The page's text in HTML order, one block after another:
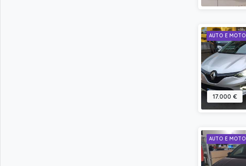
AUTO E MOTO
17.000 €
AUTO E MOTO